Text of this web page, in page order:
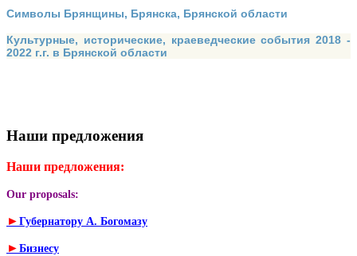
Символы Брянщины, Брянска, Брянской области
Культурные, исторические, краеведческие события 2018 -
2022 г.г. в Брянской области
Наши предложения
Наши предложения:
Our proposals:
► Губернатору А. Богомазу
► Бизнесу